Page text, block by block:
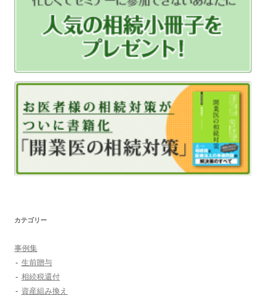
カテゴリー
事例集
生前贈与
相続税還付
資産組み換え